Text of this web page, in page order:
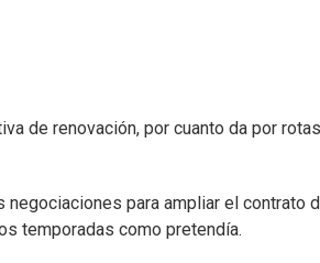
de renovación, por cuanto da por
negociaciones para ampliar el contrato
temporadas como pretendía.